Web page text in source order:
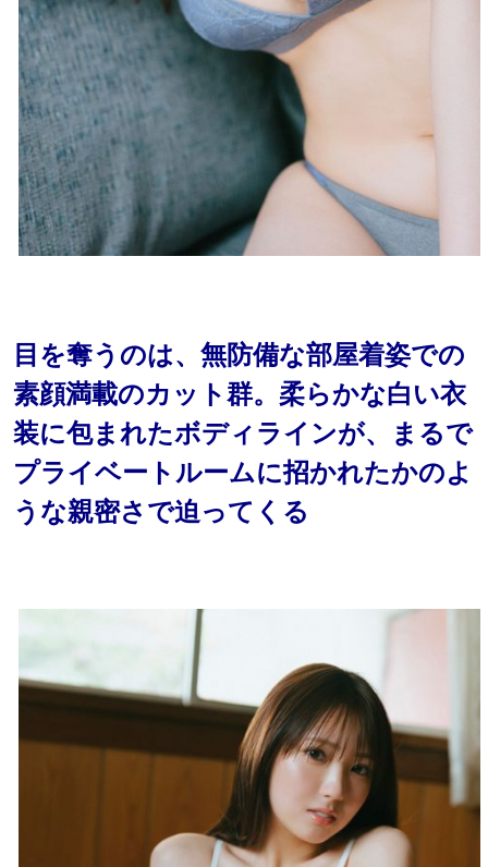
目を奪うのは、無防備な部屋着姿での
素顔満載のカット群。柔らかな白い衣
装に包まれたボディラインが、まるで
プライベートルームに招かれたかのよ
うな親密さで迫ってくる